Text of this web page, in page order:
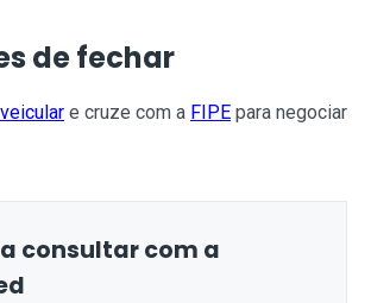
de fechar
e cruze com a FIPE para negociar
consultar com a